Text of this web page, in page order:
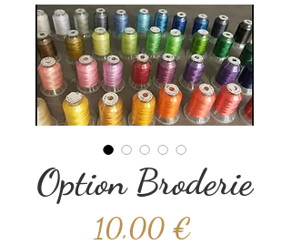
Option Broderie
10,00 €Prix